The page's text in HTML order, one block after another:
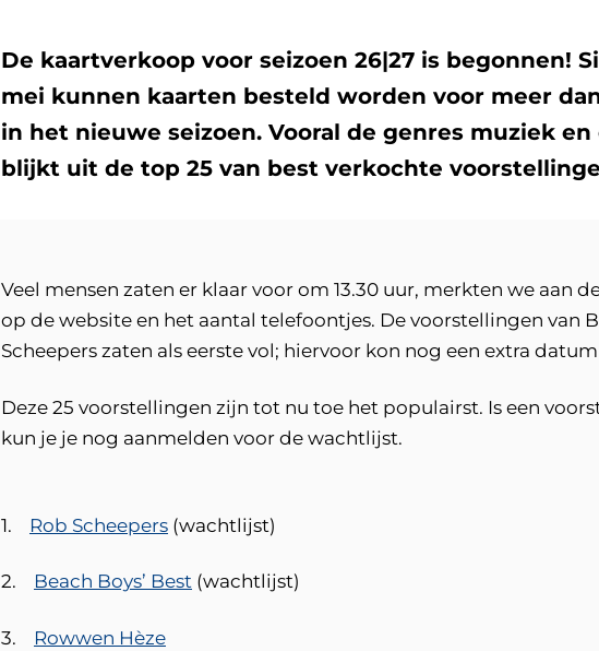
De kaartverkoop voor seizoen 26|27 is begonnen!
mei kunnen kaarten besteld worden voor meer
in het nieuwe seizoen. Vooral de genres muziek
blijkt uit de top 25 van best verkochte
Veel mensen zaten er klaar voor om 13.30 uur, merkten we aan
op de website en het aantal telefoontjes. De voorstellingen van
Scheepers zaten als eerste vol; hiervoor kon nog een extra
Deze 25 voorstellingen zijn tot nu toe het populairst. Is een
kun je je nog aanmelden voor de wachtlijst.
1. Rob Scheepers (wachtlijst)
2. Beach Boys’ Best (wachtlijst)
3. Rowwen Hèze